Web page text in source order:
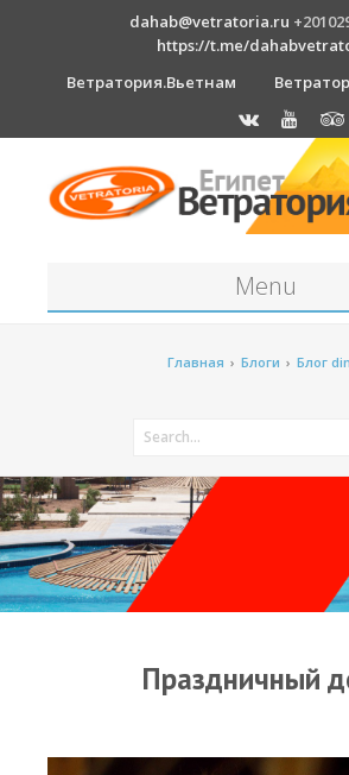
dahab@vetratoria.ru
https://t.me/
Ветратория.Вьетнам
Menu
Как к нам добраться?
Оборудование
Виртуальный тур Ганет
Главная › Блоги › Блог
Праздничный